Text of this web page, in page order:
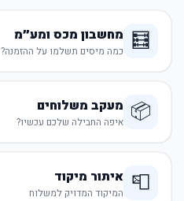
🧮 מחשבון מכס ומע״מ
כמה מיסים תשלמו על ההזמנה?
📦 מעקב משלוחים
איפה החבילה שלכם עכשיו?
📮 איתור מיקוד
המיקוד המדויק למשלוח